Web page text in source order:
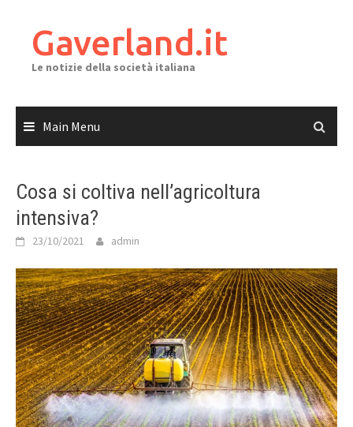
contentGaverland.it
Le notizie della società italiana
Main Menu
Cosa si coltiva nell’agricoltura
intensiva?
23/10/2021 admin